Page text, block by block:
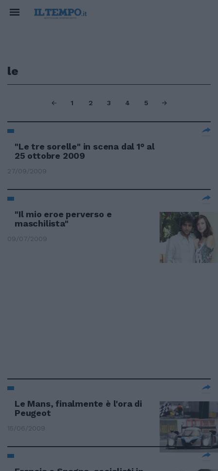
le
1 2 3 4 5
"Le tre sorelle" in scena dal 1° al
25 ottobre 2009
27/09/2009
"Il mio eroe perverso e
maschilista"
09/07/2009
Le Mans, finalmente è l'ora di
Peugeot
15/06/2009